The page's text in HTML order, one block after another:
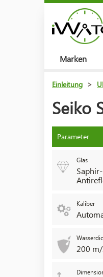
Marken
Einleitung >
Seiko
Parameter
Glas
Saphir-
Kaliber
200